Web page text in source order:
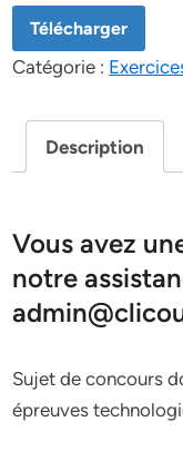
Télécharger
Catégorie :
Description
Vous avez
notre
Sujet de concours
épreuves